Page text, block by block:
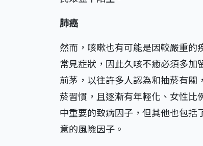
肺癌
然而，咳嗽也有可能是因較嚴重
常見症狀，因此久咳不癒必須多
前茅，以往許多人認為和抽菸有
菸習慣，且逐漸有年輕化、女性比
中重要的致病因子，但其他也包
意的風險因子。